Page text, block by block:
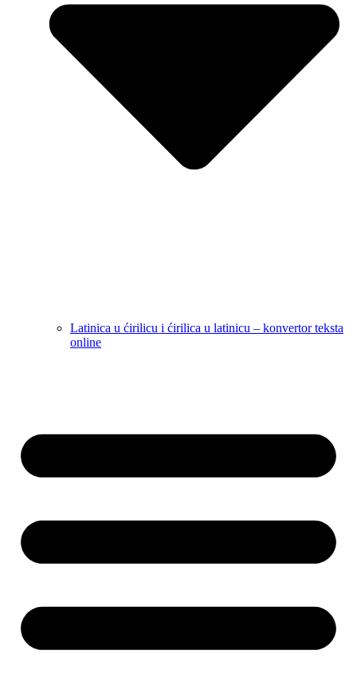
Latinica u ćirilicu i ćirilica u latinicu – konvertor teksta
online